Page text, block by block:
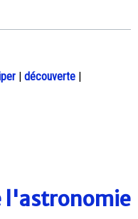
| découverte |
l'astronomie